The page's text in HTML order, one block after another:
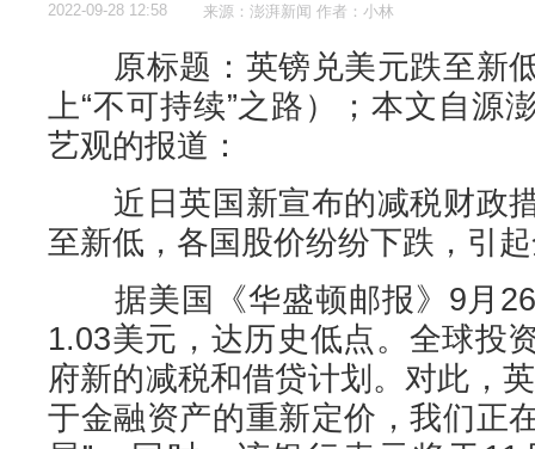
2022-09-28 12:58 来源：澎湃新闻 作者：小林
原标题：英镑兑美元跌至新
上“不可持续”之路）；本文自源
艺观的报道：
近日英国新宣布的减税财政
至新低，各国股价纷纷下跌，引
据美国《华盛顿邮报》9月26
1.03美元，达历史低点。全球投
府新的减税和借贷计划。对此，
于金融资产的重新定价，我们正